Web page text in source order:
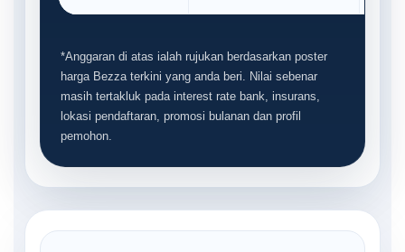
*Anggaran di atas ialah rujukan berdasarkan poster
harga Bezza terkini yang anda beri. Nilai sebenar
masih tertakluk pada interest rate bank, insurans,
lokasi pendaftaran, promosi bulanan dan profil
pemohon.